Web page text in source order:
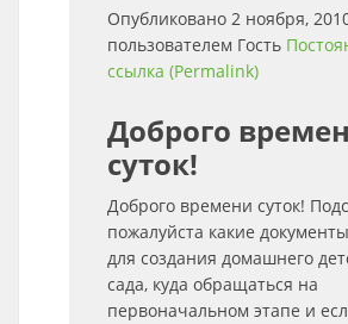
Опубликовано 2 ноября,
пользователем Гость
ссылка (Permalink)
Доброго
суток!
Доброго времени суток!
пожалуйста какие
для создания домашнего
сада, куда обращаться на
первоначальном этапе и